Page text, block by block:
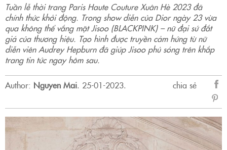
Tuần lễ thời trang Paris Haute Couture Xuân Hè 2023 đã
chính thức khởi động. Trong show diễn của Dior ngày 23 vừa
qua không thể vắng mặt Jisoo (BLACKPINK) – nữ đại sứ đắt
giá của thương hiệu. Tạo hình được truyền cảm hứng từ nữ
diễn viên Audrey Hepburn đã giúp Jisoo phủ sóng trên khắp
trang tin tức ngay hôm sau.
Author: Nguyen Mai. 25-01-2023.
chia sẻ
sẻ